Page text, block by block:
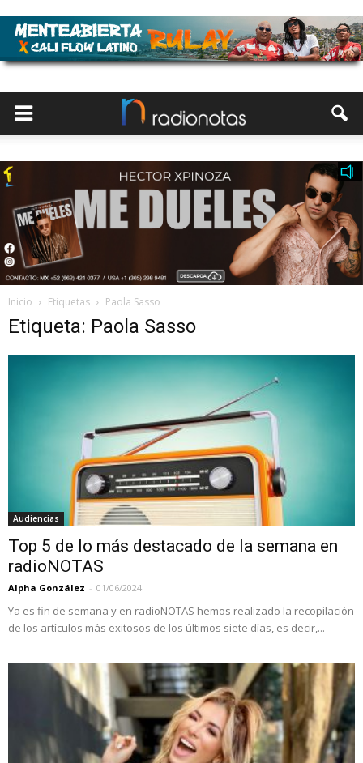
Inicio Etiquetas Paola Sasso
Etiqueta: Paola Sasso
Audiencias
Top 5 de lo más destacado de la semana en
radioNOTAS
Alpha González - 01/06/2024
Ya es fin de semana y en radioNOTAS hemos realizado la recopilación
de los artículos más exitosos de los últimos siete días, es decir,...